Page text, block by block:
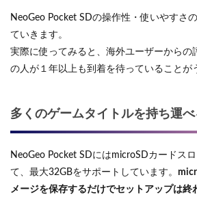
NeoGeo Pocket SDの操作性・使いやすさ
ていきます。
実際に使ってみると、海外ユーザーからの
の人が１年以上も到着を待っていることが
多くのゲームタイトルを持ち運べ
NeoGeo Pocket SDにはmicroSDカードス
て、最大32GBをサポートしています。
メージを保存するだけでセットアップは終